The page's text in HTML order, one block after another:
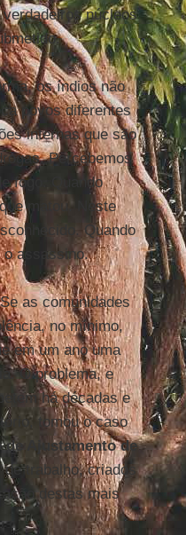
núcleos
os índios não
povos diferentes
internas que são
Percebemos
fogo. Quando
matou. Neste
Quando
o assassino.
as comunidades
no mínimo,
em um ano uma
O problema, e
há décadas e
tomou o caso
de Ajustamento de
trabalho, criados
destas mais